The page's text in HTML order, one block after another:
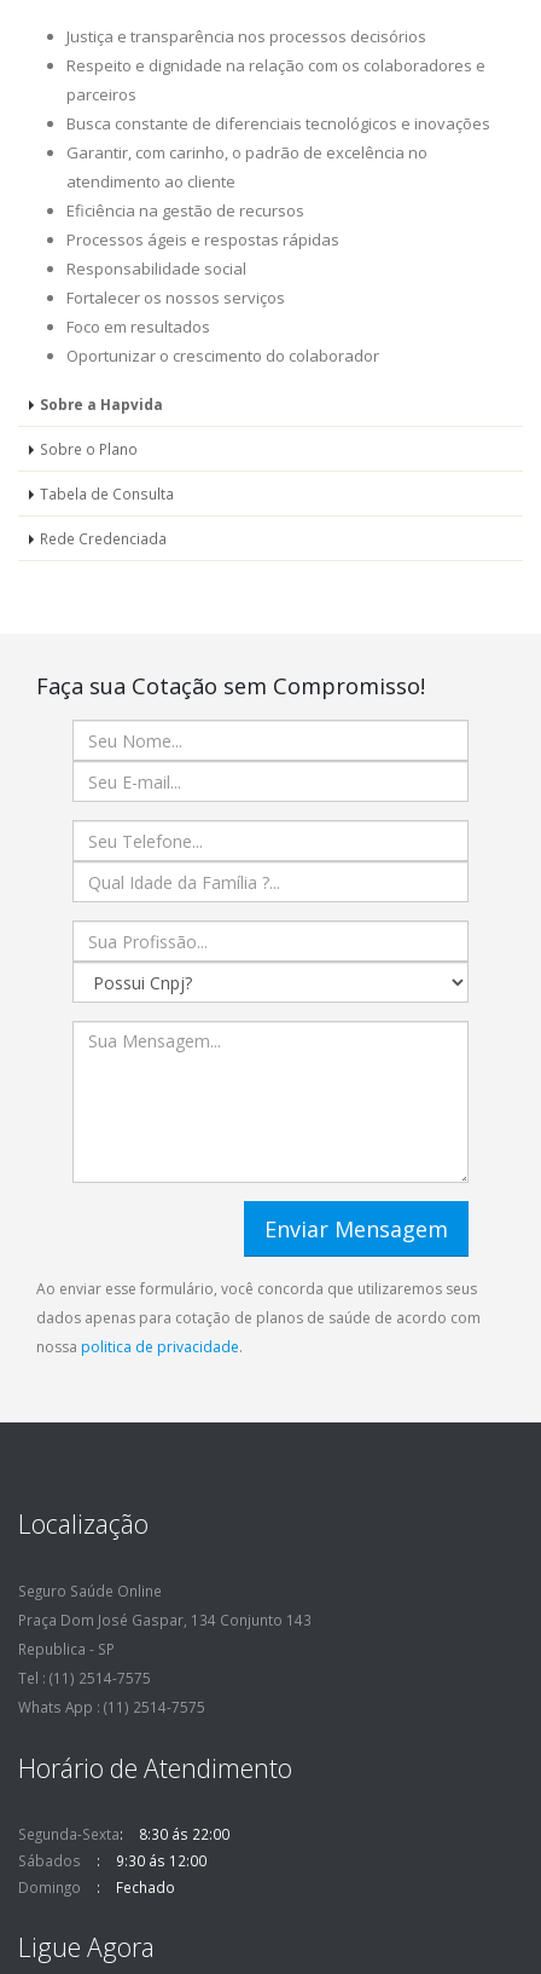
Justiça e transparência nos processos decisórios
Respeito e dignidade na relação com os colaboradores e
parceiros
Busca constante de diferenciais tecnológicos e inovações
Garantir, com carinho, o padrão de excelência no
atendimento ao cliente
Eficiência na gestão de recursos
Processos ágeis e respostas rápidas
Responsabilidade social
Fortalecer os nossos serviços
Foco em resultados
Oportunizar o crescimento do colaborador
Sobre a Hapvida
Sobre o Plano
Tabela de Consulta
Rede Credenciada
Faça sua Cotação sem Compromisso!
Ao enviar esse formulário, você concorda que utilizaremos seus
dados apenas para cotação de planos de saúde de acordo com
nossa politica de privacidade.
Localização
Seguro Saúde Online
Praça Dom José Gaspar, 134 Conjunto 143
Republica - SP
Tel : (11) 2514-7575
Whats App : (11) 2514-7575
Horário de Atendimento
Segunda-Sexta
8:30 ás 22:00
Sábados
9:30 ás 12:00
Domingo
Fechado
Ligue Agora